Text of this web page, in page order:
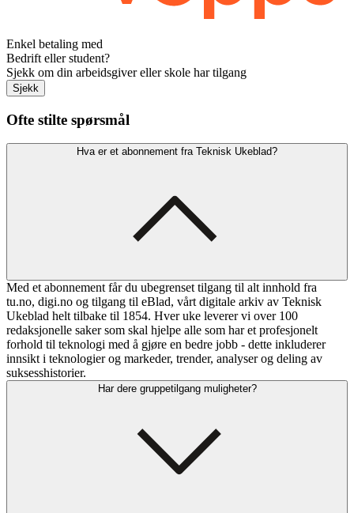
Enkel betaling med
Bedrift eller student?
Sjekk om din arbeidsgiver eller skole har tilgang
Sjekk
Ofte stilte spørsmål
Hva er et abonnement fra Teknisk Ukeblad?
Med et abonnement får du ubegrenset tilgang til alt innhold fra
tu.no, digi.no og tilgang til eBlad, vårt digitale arkiv av Teknisk
Ukeblad helt tilbake til 1854. Hver uke leverer vi over 100
redaksjonelle saker som skal hjelpe alle som har et profesjonelt
forhold til teknologi med å gjøre en bedre jobb - dette inkluderer
innsikt i teknologier og markeder, trender, analyser og deling av
suksesshistorier.
Har dere gruppetilgang muligheter?